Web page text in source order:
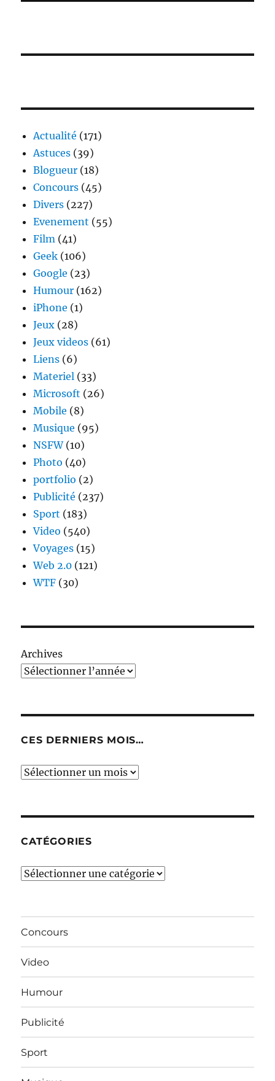
Actualité (171)
Astuces (39)
Blogueur (18)
Concours (45)
Divers (227)
Evenement (55)
Film (41)
Geek (106)
Google (23)
Humour (162)
iPhone (1)
Jeux (28)
Jeux videos (61)
Liens (6)
Materiel (33)
Microsoft (26)
Mobile (8)
Musique (95)
NSFW(10)
Photo (40)
portfolio (2)
Publicité (237)
Sport (183)
Video (540)
Voyages (15)
Web 2.0 (121)
WTF (30)
Archives
CES DERNIERS MOIS…
Ces
CATÉGORIES
Catégories
Concours
Video
Humour
Publicité
Sport